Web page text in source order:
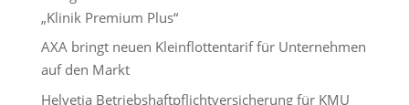
„Klinik Premium Plus“
AXA bringt neuen Kleinflottentarif für Unternehmen
auf den Markt
Helvetia Betriebshaftpflichtversicherung für KMU